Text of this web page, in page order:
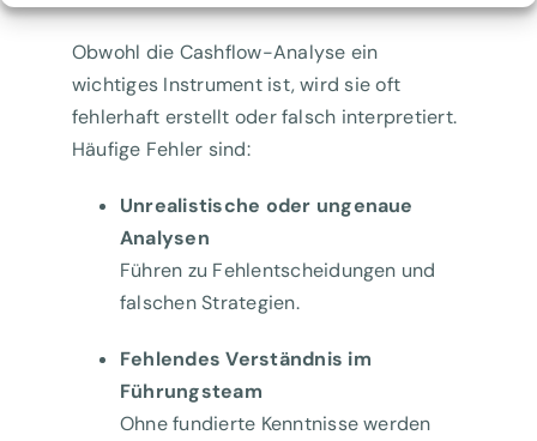
Obwohl die Cashflow-Analyse ein
wichtiges Instrument ist, wird sie oft
fehlerhaft erstellt oder falsch interpretiert.
Häufige Fehler sind:
Unrealistische oder ungenaue
Analysen
Führen zu Fehlentscheidungen und
falschen Strategien.
Fehlendes Verständnis im
Führungsteam
Ohne fundierte Kenntnisse werden